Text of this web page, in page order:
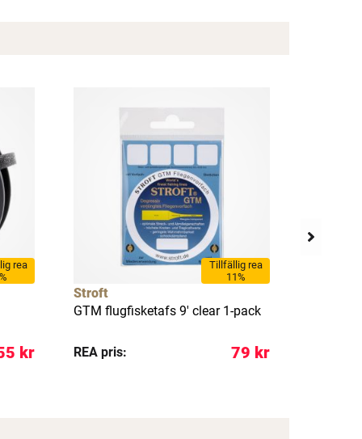
rea
kr
Tillfällig rea
11%
Stroft
GTM flugfisketafs 9' clear 1-pack
REA pris: 79 kr